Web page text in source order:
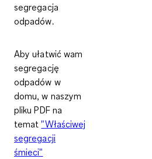
segregacja
odpadów.
Aby ułatwić wam
segregację
odpadów w
domu, w naszym
pliku PDF na
temat"Właściwej
segregacji
śmieci"